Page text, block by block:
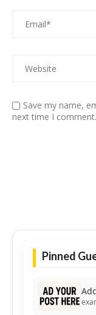
Save my name,
next time I comment.
Pinned